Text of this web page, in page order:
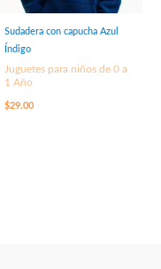
Sudadera con capucha Azul
Índigo
Juguetes para niños de 0 a
1 Año
$29.00